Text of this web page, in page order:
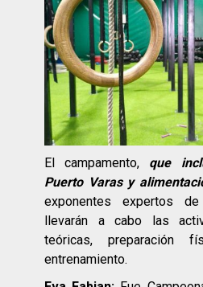
El campamento, que
Puerto Varas y
exponentes expertos
llevarán a cabo las
teóricas, preparación
entrenamiento.